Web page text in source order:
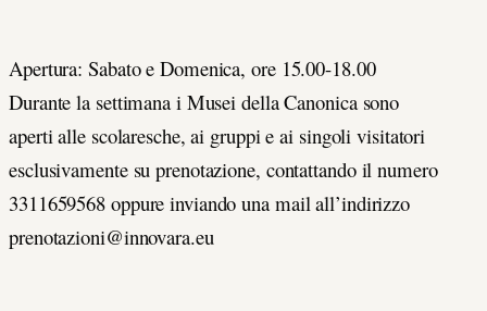
Apertura: Sabato e Domenica, ore 15.00-18.00
Durante la settimana i Musei della Canonica sono
aperti alle scolaresche, ai gruppi e ai singoli visitatori
esclusivamente su prenotazione, contattando il numero
3311659568 oppure inviando una mail all’indirizzo
prenotazioni@innovara.eu